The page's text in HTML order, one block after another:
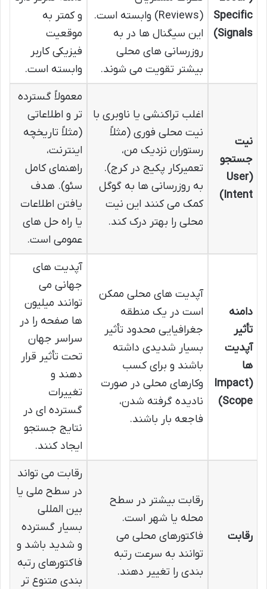
Specific
Signals)
(Reviews) وابسته است.
این سیگنال ها در به
روزرسانی های محلی
بیشتر تقویت می شوند.
و کمتر به
موقعیت
فیزیکی کاربر
وابسته است.
نیت
جستجو
(User
Intent)
اغلب تراکنشی یا ناوبری با
نیت محلی فوری (مثلاً
رستوران نزدیک من،
تعمیرکار پکیج در کرج).
به روزرسانی ها به گوگل
کمک می کنند این نیت
محلی را بهتر درک کند.
معمولاً گسترده
تر و اطلاعاتی
(مثلاً تاریخچه
اینترنت،
راهنمای کامل
سئو). هدف
یافتن اطلاعات
یا راه حل های
عمومی است.
دامنه
تأثیر
آپدیت
ها
(Impact
Scope)
آپدیت های محلی ممکن
است در یک منطقه
جغرافیایی محدود تأثیر
بسیار شدیدی داشته
باشند و برای کسب
وکارهای محلی در صورت
نادیده گرفته شدن،
فاجعه بار باشند.
آپدیت های
جهانی می
توانند میلیون
ها صفحه را در
سراسر جهان
تحت تأثیر قرار
دهند و
تغییرات
گسترده ای در
نتایج جستجو
ایجاد کنند.
رقابت
رقابت بیشتر در سطح
محله یا شهر است.
فاکتورهای محلی می
توانند به سرعت رتبه
بندی را تغییر دهند.
رقابت می تواند
در سطح ملی یا
بین المللی
بسیار گسترده
و شدید باشد و
فاکتورهای رتبه
بندی متنوع تر